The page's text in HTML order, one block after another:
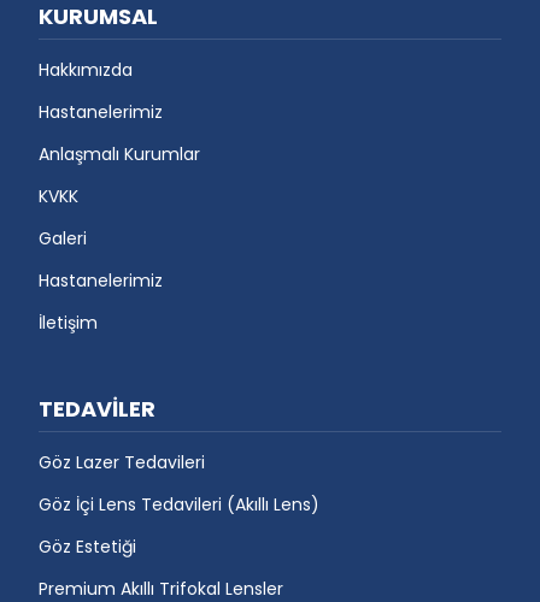
KURUMSAL
Hakkımızda
Hastanelerimiz
Anlaşmalı Kurumlar
KVKK
Galeri
Hastanelerimiz
İletişim
TEDAVİLER
Göz Lazer Tedavileri
Göz İçi Lens Tedavileri (Akıllı Lens)
Göz Estetiği
Premium Akıllı Trifokal Lensler